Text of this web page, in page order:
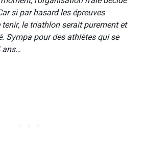
si par hasard les épreuves
le triathlon serait purement et
Sympa pour des athlètes qui se
ans…